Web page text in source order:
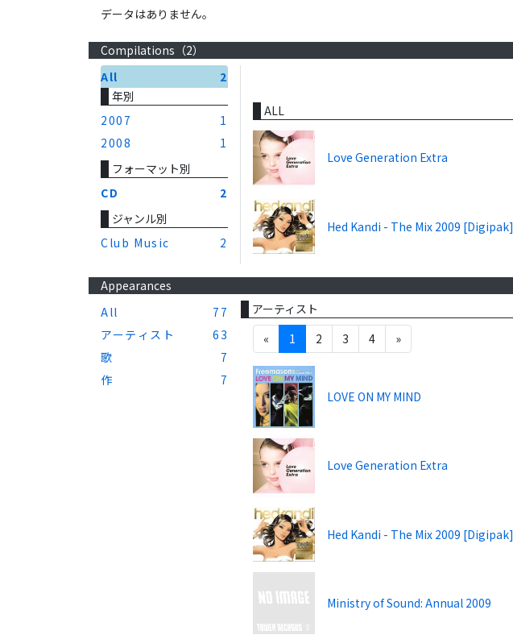
データはありません。
Compilations（2）
All
2
年別
2007
1
2008
1
フォーマット別
CD
2
ジャンル別
Club Music
2
ALL
Love Generation Extra
Hed Kandi - The Mix 2009 [Digipak]
Appearances
All
77
アーティスト
63
歌
7
作
7
アーティスト
«
1 2 3 4 »
LOVE ON MY MIND
Love Generation Extra
Hed Kandi - The Mix 2009 [Digipak]
Ministry of Sound: Annual 2009